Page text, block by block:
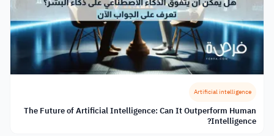
Artificial intelligence
The Future of Artificial Intelligence: Can It Outperform Human
Intelligence?